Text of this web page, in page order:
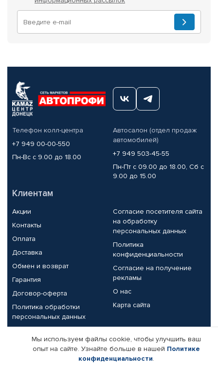
Телефон колл-центра
+7 949 00-00-550
Пн-Вс с 9.00 до 18.00
Автосалон (отдел продаж
автомобилей)
+7 949 503-45-55
Пн-Пт с 09.00 до 18.00, Сб с
9.00 до 15.00
Клиентам
Акции
Контакты
Оплата
Доставка
Обмен и возврат
Гарантия
Договор-оферта
Политика обработки
персональных данных
Согласие посетителя сайта
на обработку
персональных данных
Политика
конфиденциальности
Согласие на получение
рекламы
О нас
Карта сайта
Партнерам
Корпоративным клиентам
Реквизиты компании
Мы используем файлы cookie, чтобы улучшить ваш
опыт на сайте. Узнайте больше в нашей Политике
конфиденциальности.